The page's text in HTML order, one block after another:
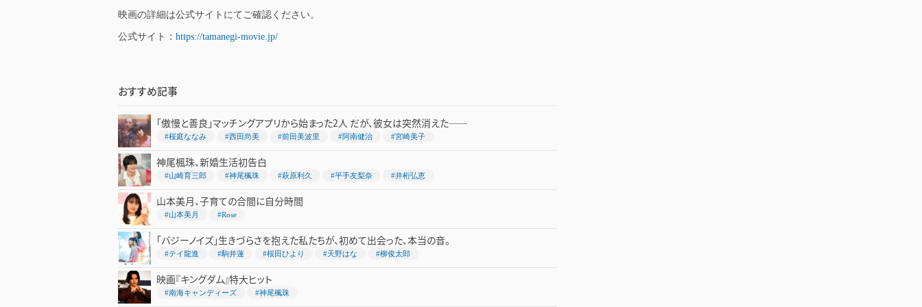
映画の詳細は公式サイトにてご確認ください。
公式サイト： https://tamanegi-movie.jp/
おすすめ記事
「傲慢と善良」マッチングアプリから始まった2人 だが、彼女は突然消えた――
#桜庭ななみ #西田尚美 #前田美波里 #阿南健治 #宮崎美子
神尾楓珠、新婚生活初告白
#山崎育三郎 #神尾楓珠 #萩原利久 #平手友梨奈 #井桁弘恵
山本美月、子育ての合間に自分時間
#山本美月 #Rose
「バジーノイズ」生きづらさを抱えた私たちが、初めて出会った、本当の音。
#テイ龍進 #駒井蓮 #桜田ひより #天野はな #柳俊太郎
映画『キングダム』特大ヒット
#南海キャンディーズ #神尾楓珠